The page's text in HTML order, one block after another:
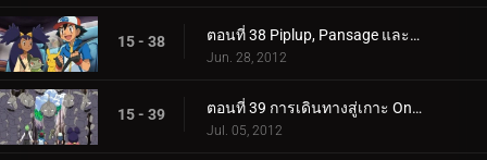
15 - 38 ตอนที่ 38 Piplup, Pansage และการพบกันของ Times!
Jun. 28, 2012
15 - 39 ตอนที่ 39 การเดินทางสู่เกาะ Onix!
Jul. 05, 2012